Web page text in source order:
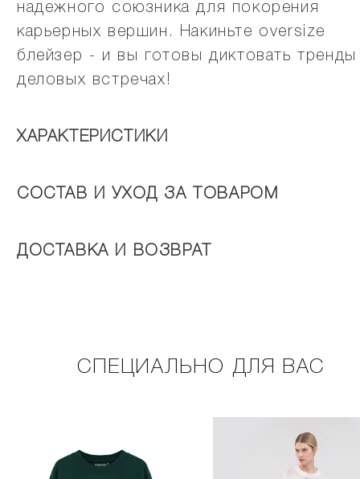
надежного союзника для покорения
карьерных вершин. Накиньте oversize
блейзер - и вы готовы диктовать тренды
деловых встречах!
ХАРАКТЕРИСТИКИ
СОСТАВ И УХОД ЗА ТОВАРОМ
ДОСТАВКА И ВОЗВРАТ
СПЕЦИАЛЬНО ДЛЯ ВАС